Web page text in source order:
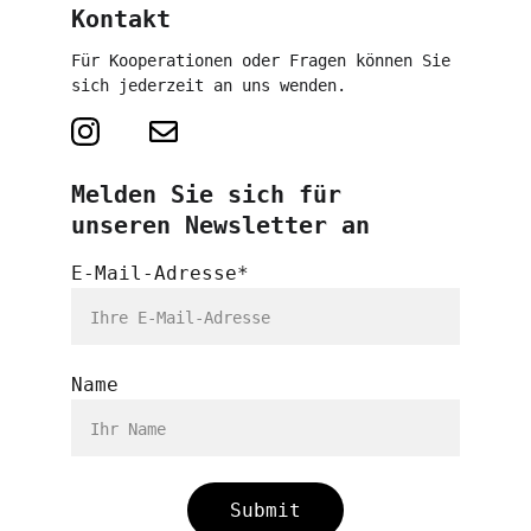
Kontakt
Für Kooperationen oder Fragen können Sie
sich jederzeit an uns wenden.
E-Mail-Adresse*
Name
Submit
Melden Sie sich für
unseren Newsletter an